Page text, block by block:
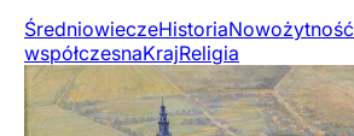
ŚredniowieczeHistoriaNowożytność
współczesnaKrajReligia